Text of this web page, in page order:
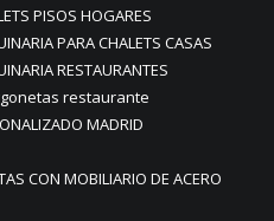
PISOS HOGARES
PARA CHALETS CASAS
RESTAURANTES
restaurante
MADRID
CON MOBILIARIO DE ACERO